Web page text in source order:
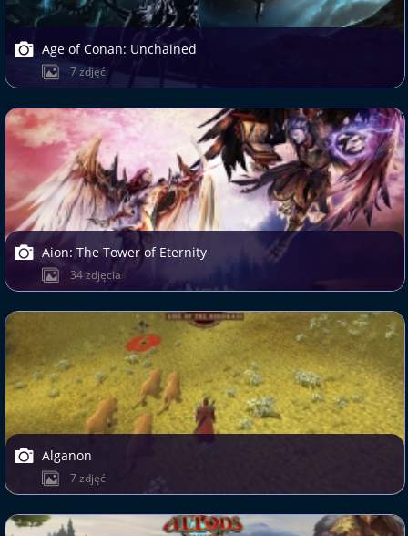
Age of Conan: Unchained
7 zdjęć
Aion: The Tower of Eternity
34 zdjęcia
Alganon
7 zdjęć